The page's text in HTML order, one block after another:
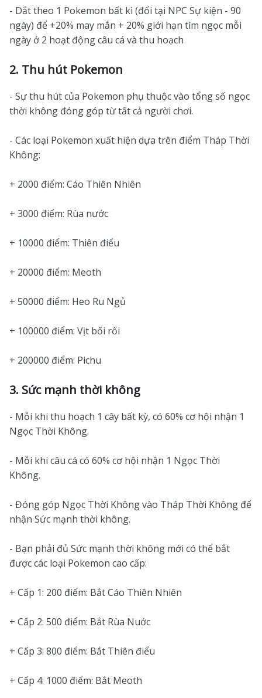
- Dắt theo 1 Pokemon bất kì (đổi tại NPC Sự kiện - 90
ngày) để +20% may mắn + 20% giới hạn tìm ngọc mỗi
ngày ở 2 hoạt động câu cá và thu hoạch
2. Thu hút Pokemon
- Sự thu hút của Pokemon phụ thuộc vào tổng số ngọc
thời không đóng góp từ tất cả người chơi.
- Các loại Pokemon xuất hiện dựa trên điểm Tháp Thời
Không:
+ 2000 điểm: Cáo Thiên Nhiên
+ 3000 điểm: Rùa nước
+ 10000 điểm: Thiên điểu
+ 20000 điểm: Meoth
+ 50000 điểm: Heo Ru Ngủ
+ 100000 điểm: Vịt bối rối
+ 200000 điểm: Pichu
3. Sức mạnh thời không
- Mỗi khi thu hoạch 1 cây bất kỳ, có 60% cơ hội nhận 1
Ngọc Thời Không.
- Mỗi khi câu cá có 60% cơ hội nhận 1 Ngọc Thời
Không.
- Đóng góp Ngọc Thời Không vào Tháp Thời Không để
nhận Sức mạnh thời không.
- Bạn phải đủ Sức mạnh thời không mới có thể bắt
được các loại Pokemon cao cấp:
+ Cấp 1: 200 điểm: Bắt Cáo Thiên Nhiên
+ Cấp 2: 500 điểm: Bắt Rùa Nuớc
+ Cấp 3: 800 điểm: Bắt Thiên điểu
+ Cấp 4: 1000 điểm: Bắt Meoth